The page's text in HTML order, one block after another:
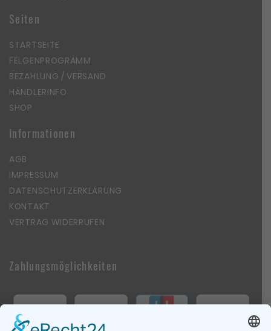
Seiten
STARTSEITE
FELGENPROGRAMM
BEZAHLUNG / VERSAND
HÄNDLERINFO
SHOP
Informationen
AGB
IMPRESSUM
DATENSCHUTZERKLÄRUNG
KONTAKT
VERTRAG WIDERRUFEN
Zahlungsmöglichkeiten